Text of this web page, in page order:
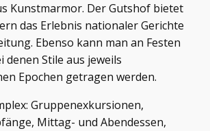
Kunstmarmor. Der Gutshof bietet
das Erlebnis nationaler Gerichte
Ebenso kann man an Festen
denen Stile aus jeweils
Epochen getragen werden.
Gruppenexkursionen,
Mittag- und Abendessen,